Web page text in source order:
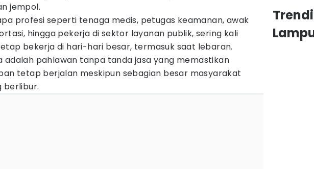
jempol.
profesi seperti tenaga medis, petugas keamanan, awak
hingga pekerja di sektor layanan publik, sering kali
bekerja di hari-hari besar, termasuk saat lebaran.
adalah pahlawan tanpa tanda jasa yang memastikan
tetap berjalan meskipun sebagian besar masyarakat
berlibur.